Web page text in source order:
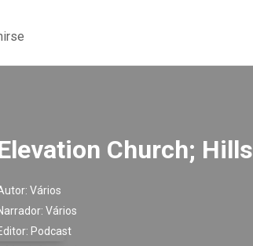
Church; Hills
Vários
Vários
Podcast